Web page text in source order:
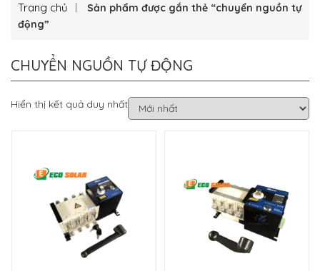
Trang chủ
Sản phẩm được gắn thẻ “chuyển nguồn tự
động”
CHUYỂN NGUỒN TỰ ĐỘNG
Hiển thị kết quả duy nhất